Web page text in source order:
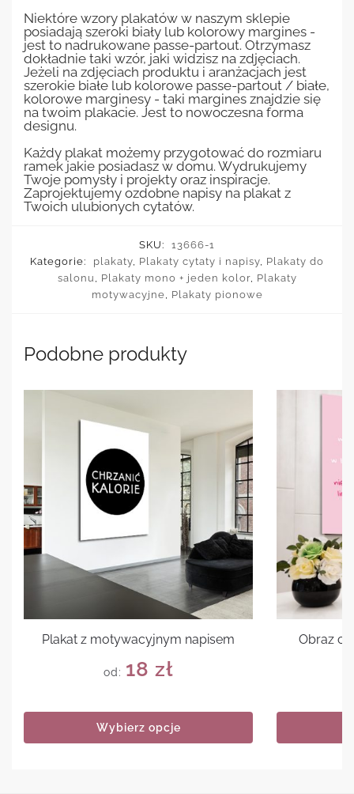
Niektóre wzory plakatów w naszym sklepie
posiadają szeroki biały lub kolorowy margines -
jest to nadrukowane passe-partout. Otrzymasz
dokładnie taki wzór, jaki widzisz na zdjęciach.
Jeżeli na zdjęciach produktu i aranżacjach jest
szerokie białe lub kolorowe passe-partout / białe,
kolorowe marginesy - taki margines znajdzie się
na twoim plakacie. Jest to nowoczesna forma
designu.
Każdy plakat możemy przygotować do rozmiaru
ramek jakie posiadasz w domu. Wydrukujemy
Twoje pomysły i projekty oraz inspiracje.
Zaprojektujemy ozdobne napisy na plakat z
Twoich ulubionych cytatów.
SKU:
13666-1
Kategorie:
plakaty, Plakaty cytaty i napisy, Plakaty do
salonu , Plakaty mono + jeden kolor, Plakaty
motywacyjne, Plakaty pionowe
Podobne produkty
Plakat z motywacyjnym napisem
od: 18 zł
Wybierz opcje
Obraz